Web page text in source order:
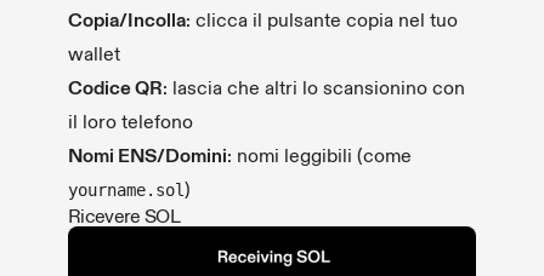
Copia/Incolla: clicca il pulsante copia nel tuo
wallet
Codice QR: lascia che altri lo scansionino con
il loro telefono
Nomi ENS/Domini: nomi leggibili (come
yourname.sol)
Ricevere SOL